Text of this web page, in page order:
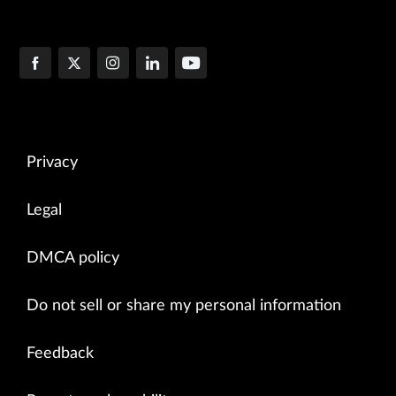
Privacy
Legal
DMCA policy
Do not sell or share my personal information
Feedback